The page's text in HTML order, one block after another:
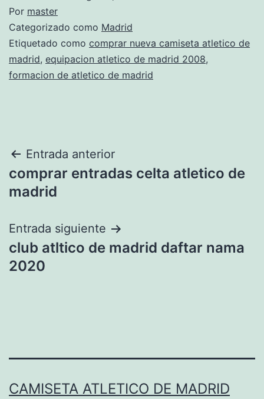
Por master
Categorizado como Madrid
Etiquetado como comprar nueva camiseta atletico de
madrid, equipacion atletico de madrid 2008,
formacion de atletico de madrid
Navegación
de
Entrada anterior
comprar entradas celta atletico de
madrid
Entrada siguiente
club atltico de madrid daftar nama
2020
CAMISETA ATLETICO DE MADRID